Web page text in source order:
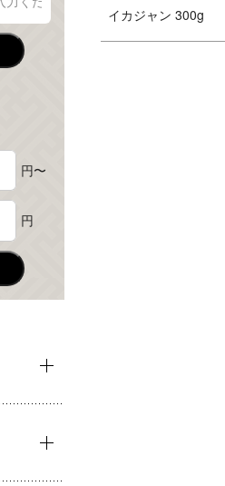
円〜
円
イカジャン 300g